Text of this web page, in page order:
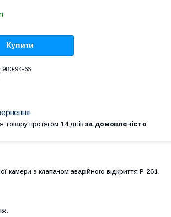
Купити
980-94-66
товару протягом 14 днів за домовленістю
камери з клапаном аварійного відкриття Р-261.